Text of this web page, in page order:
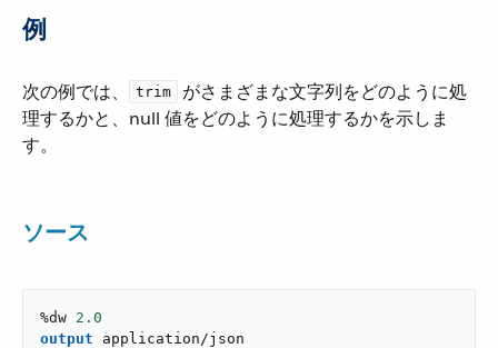
例
次の例では、​ trim
​ がさまざまな文字列をどのように処
理するかと、null 値をどのように処理するかを示しま
す。
ソース
%dw 2.0
output
application/json